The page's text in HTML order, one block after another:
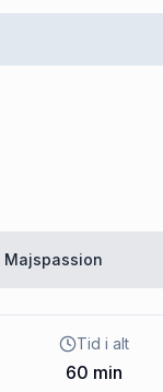
Majspassion
Tid i alt
60 min